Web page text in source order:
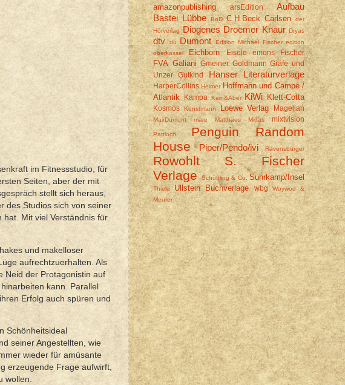
im Fitnessstudio, für
Seiten, aber der mit
stellt sich heraus,
des Studios sich von seiner
Mit viel Verständnis für
und makelloser
aufrechtzuerhalten. Als
Neid der Protagonistin auf
kann. Parallel
Erfolg auch spüren und
Schönheitsideal
seiner Angestellten, wie
wieder für amüsante
erzeugende Frage aufwirft,
wollen.
amazonpublishing arsEdition
Aufbau
Bastei Lübbe
BoD C.H.Beck Carlsen
der
Hörverlag Diogenes Droemer Knaur Dryas
dtv du Dumont Edition Michael Fischer edition
oberkassel
Eichborn Eisele emons Fischer
FVA Galiani Gmeiner Goldmann Gräfe und
Unzer
Gutkind Hanser Literaturverlage
HarperCollins Helmer Hoffmann und Campe /
Atlantik
Kampa Kein&Aber KiWi Klett-Cotta
Kosmos Kunstmann Loewe Verlag Magellan
MairDumont mare Matthaes Midas mixtvision
Pattloch
Penguin Random
House
Piper/Pendo/ivi Ravensburger
Rowohlt
S. Fischer
Verlage Schöffling & Co. Suhrkamp/Insel
Thiele Ullstein Buchverlage wbg
Woywod &
Meurer